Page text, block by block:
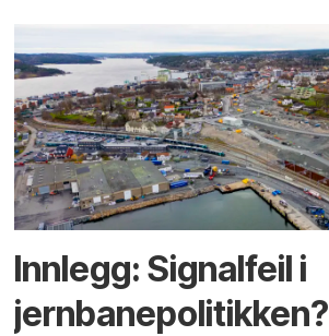
Innlegg: Signalfeil i
jernbanepolitikken?